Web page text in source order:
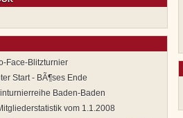
Face-Blitzturnier
Start - BÃ¶ses Ende
Baden-Baden
vom 1.1.2008